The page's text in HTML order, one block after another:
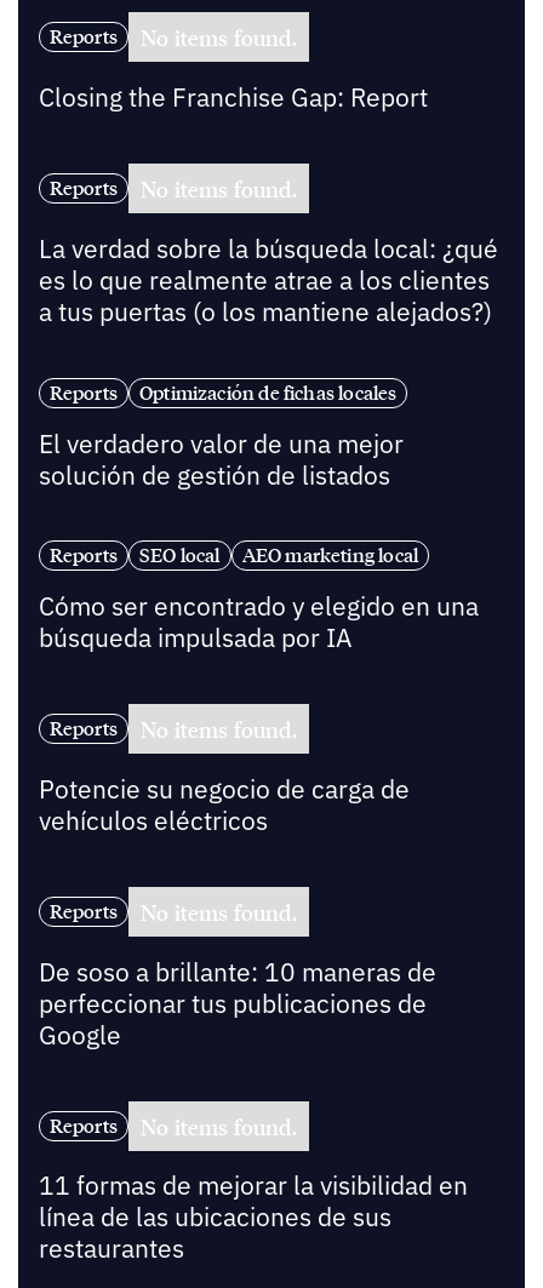
Reports No items found.
Closing the Franchise Gap: Report
Reports No items found.
La verdad sobre la búsqueda local: ¿qué
es lo que realmente atrae a los clientes
a tus puertas (o los mantiene alejados?)
Reports Optimización de fichas locales
El verdadero valor de una mejor
solución de gestión de listados
Reports SEO local AEO marketing local
Cómo ser encontrado y elegido en una
búsqueda impulsada por IA
Reports No items found.
Potencie su negocio de carga de
vehículos eléctricos
Reports No items found.
De soso a brillante: 10 maneras de
perfeccionar tus publicaciones de
Google
Reports No items found.
11 formas de mejorar la visibilidad en
línea de las ubicaciones de sus
restaurantes